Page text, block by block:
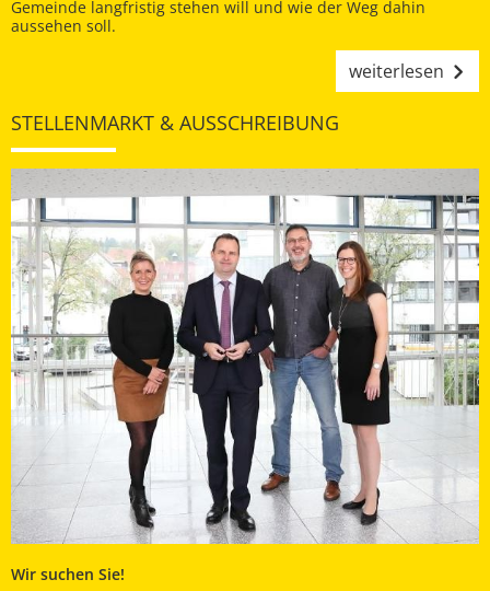
Gemeinde langfristig stehen will und wie der Weg dahin
aussehen soll.
weiterlesen
STELLENMARKT & AUSSCHREIBUNG
Wir suchen Sie!